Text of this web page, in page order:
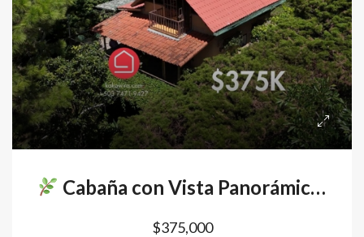
Cabaña con Vista Panorámica Camino al Volcán
$375,000